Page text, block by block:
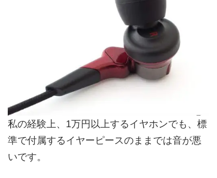
私の経験上、1万円以上するイヤホンでも、標
準で付属するイヤーピースのままでは音が悪
いです。